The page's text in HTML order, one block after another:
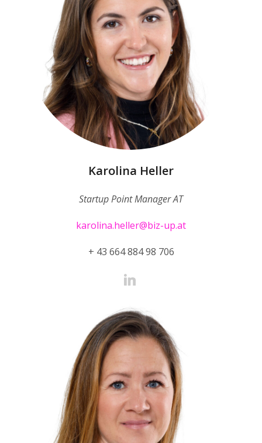
Karolina Heller
Startup Point Manager AT
karolina.heller@biz-up.at
+ 43 664 884 98 706